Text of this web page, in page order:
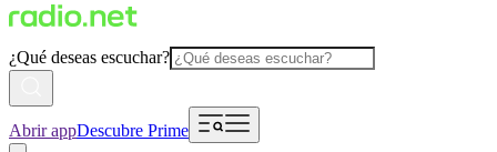
¿Qué deseas escuchar?
Abrir appDescubre Prime